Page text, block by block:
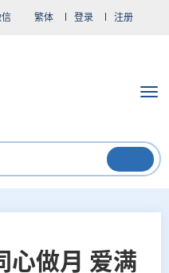
繁体 登录 注册
心做月 爱满